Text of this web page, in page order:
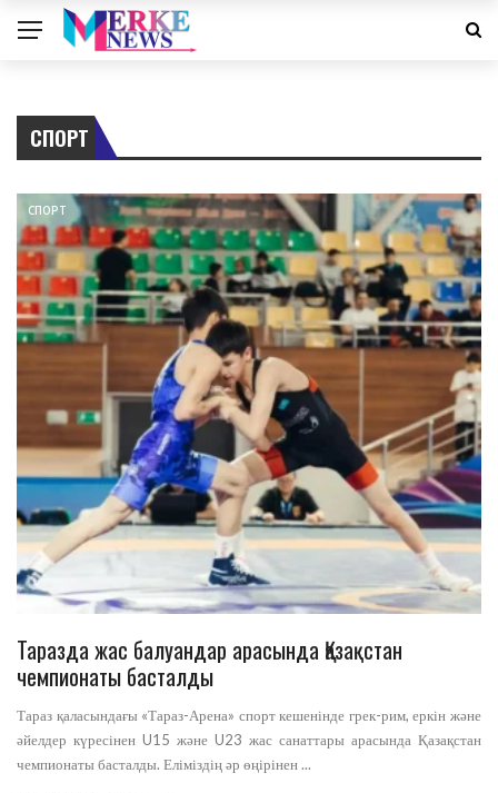
СПОРТ
СПОРТ
Таразда жас балуандар арасында Қазақстан
чемпионаты басталды
Тараз қаласындағы «Тараз-Арена» спорт кешенінде грек-рим, еркін және
әйелдер күресінен U15 және U23 жас санаттары арасында Қазақстан
чемпионаты басталды. Еліміздің әр өңірінен ...